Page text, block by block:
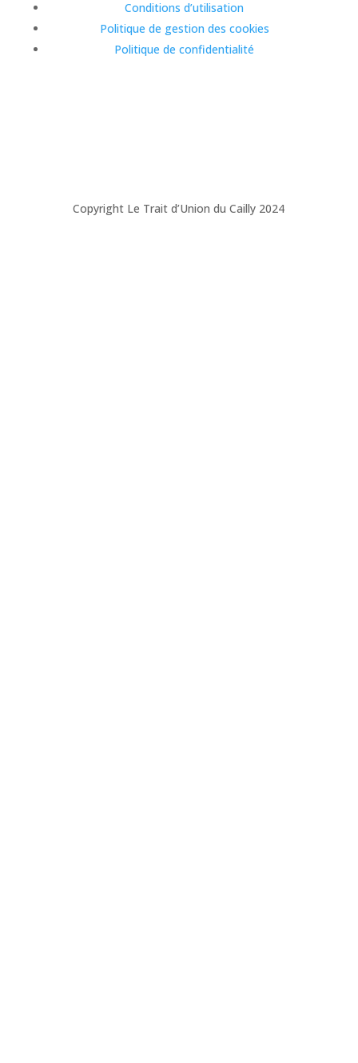
Conditions d’utilisation
Politique de gestion des cookies
Politique de confidentialité
Copyright Le Trait d’Union du Cailly 2024